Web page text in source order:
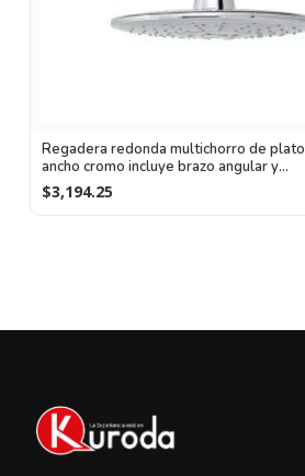
Regadera redonda multichorro de plato
ancho cromo incluye brazo angular y
chapetón
$3,194.25